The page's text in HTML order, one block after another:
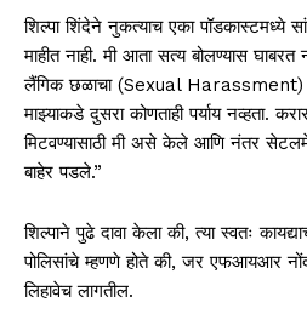
शिल्पा शिंदेने नुकत्याच एका पॉडकास्टमध्ये
माहीत नाही. मी आता सत्य बोलण्यास घाबरत
लैंगिक छळाचा (Sexual Harassment)
माझ्याकडे दुसरा कोणताही पर्याय नव्हता.
मिटवण्यासाठी मी असे केले आणि नंतर
बाहेर पडले.”
शिल्पाने पुढे दावा केला की, त्या स्वतः
पोलिसांचे म्हणणे होते की, जर एफआयआर
लिहावेच लागतील.